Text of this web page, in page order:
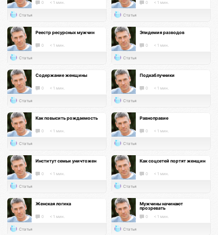
0 < 1 мин.
Статья
0 < 1 мин.
Статья
Реестр ресурсных мужчин
0 < 1 мин.
Статья
Эпидемия разводов
0 < 1 мин.
Статья
Содержание женщины
0 < 1 мин.
Статья
Подкаблучники
0 < 1 мин.
Статья
Как повысить рождаемость
0 < 1 мин.
Статья
Равноправие
0 < 1 мин.
Статья
Институт семьи уничтожен
0 < 1 мин.
Статья
Как соцсетей портят женщин
0 < 1 мин.
Статья
Женская логика
0 < 1 мин.
Статья
Мужчины начинают
прозревать
0 < 1 мин.
Статья